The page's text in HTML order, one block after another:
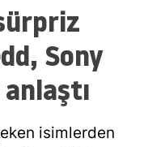
Sony
isimlerden